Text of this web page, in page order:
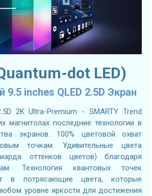
dot LED)
9.5 inches QLED 2.5D Экран
2K Ultra-Premium - SMARTY Trend
магнитолах последние технологии в
экранов. 100% цветовой охват
точкам. Удивительные цвета
оттенков цветов) благодаря
Технология квантовых точек
в потрясающие цвета, которые
уровне яркости для достижения